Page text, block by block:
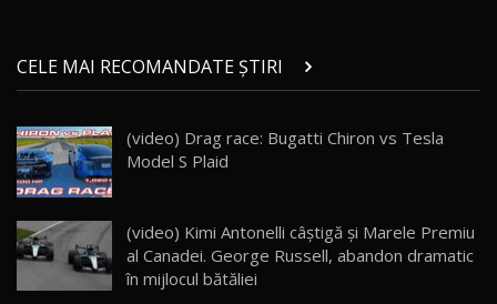
21
Micul BYD Dolphin Surf / Test Drive
AutoBlog.MD
16:59
22
Noua Mazda 6e / Test Drive AutoBlog.MD
26:59
23
Lynk & Co 01 / Test Drive AutoBlog.MD
25:19
CELE MAI RECOMANDATE ȘTIRI
(video) Drag race: Bugatti Chiron vs Tesla
Model S Plaid
(video) Kimi Antonelli câștigă și Marele Premiu
al Canadei. George Russell, abandon dramatic
în mijlocul bătăliei